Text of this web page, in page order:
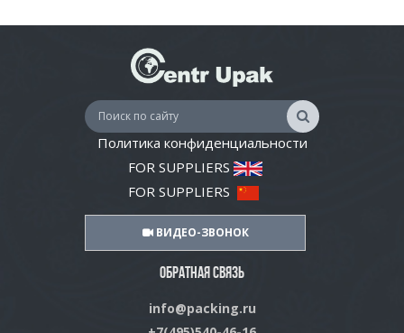
Политика конфиденциальности
FOR SUPPLIERS
FOR SUPPLIERS
ВИДЕО-ЗВОНОК
ОБРАТНАЯ СВЯЗЬ
info@packing.ru